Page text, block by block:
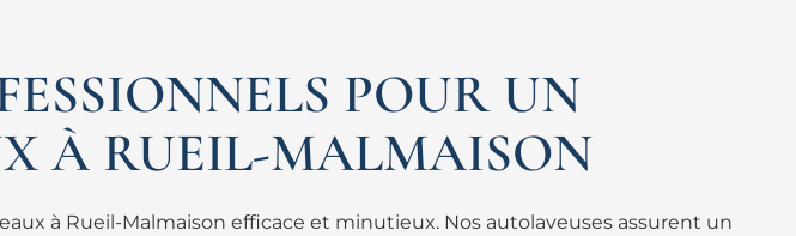
POUR UN
À RUEIL-MALMAISON
à Rueil-Malmaison efficace et minutieux. Nos autolaveuses assurent un